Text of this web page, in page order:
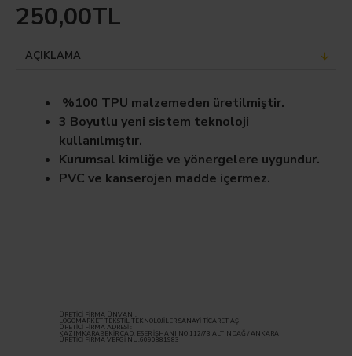
250,00TL
AÇIKLAMA
%100 TPU malzemeden üretilmiştir.
3 Boyutlu yeni sistem teknoloji
kullanılmıştır.
Kurumsal kimliğe ve yönergelere uygundur.
PVC ve kanserojen madde içermez.
ÜRETİCİ FİRMA ÜNVANI:
LOGOMARKET TEKSTİL TEKNOLOJİLER SANAYİ TİCARET AŞ
ÜRETİCİ FİRMA ADRESİ :
KAZIMKARABEKİR CAD. ESER İŞHANI NO 112/73 ALTINDAĞ / ANKARA
ÜRETİCİ FİRMA VERGİ NU:6090881983